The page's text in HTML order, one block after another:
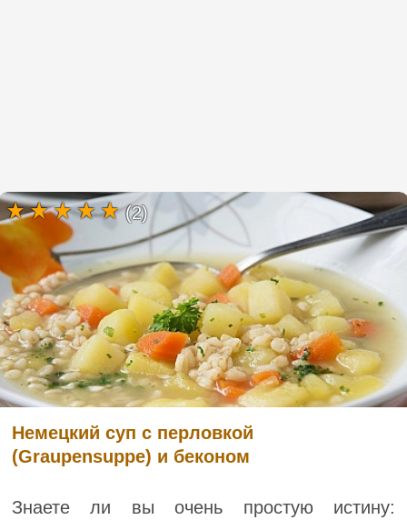
Немецкий суп с перловкой
(Graupensuppe) и беконом
Знаете ли вы очень простую истину:
(2)